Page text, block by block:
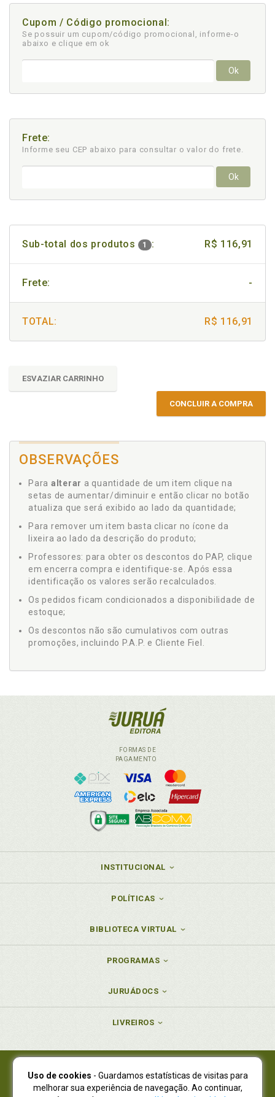
Cupom / Código promocional:
Se possuir um cupom/código promocional, informe-o
abaixo e clique em ok
Ok
Frete:
Informe seu CEP abaixo para consultar o valor do frete.
Ok
Sub-total dos produtos 1 : R$ 116,91
Frete: -
TOTAL: R$ 116,91
ESVAZIAR CARRINHO
CONCLUIR A COMPRA
OBSERVAÇÕES
Para alterar a quantidade de um item clique na
setas de aumentar/diminuir e então clicar no botão
atualiza que será exibido ao lado da quantidade;
Para remover um item basta clicar no ícone da
lixeira ao lado da descrição do produto;
Professores: para obter os descontos do PAP, clique
em encerra compra e identifique-se. Após essa
identificação os valores serão recalculados.
Os pedidos ficam condicionados a disponibilidade de
estoque;
Os descontos não são cumulativos com outras
promoções, incluindo P.A.P. e Cliente Fiel.
FORMAS DE
PAGAMENTO
INSTITUCIONAL
POLÍTICAS
BIBLIOTECA VIRTUAL
PROGRAMAS
JURUÁDOCS
LIVREIROS
Juruá Editora Ltda., CNPJ 77.535.508/0001-19
Juruá Informática Ltda., CNPJ 01.701.561/0001-80
Uso de cookies - Guardamos estatísticas de visitas para
melhorar sua experiência de navegação. Ao continuar,